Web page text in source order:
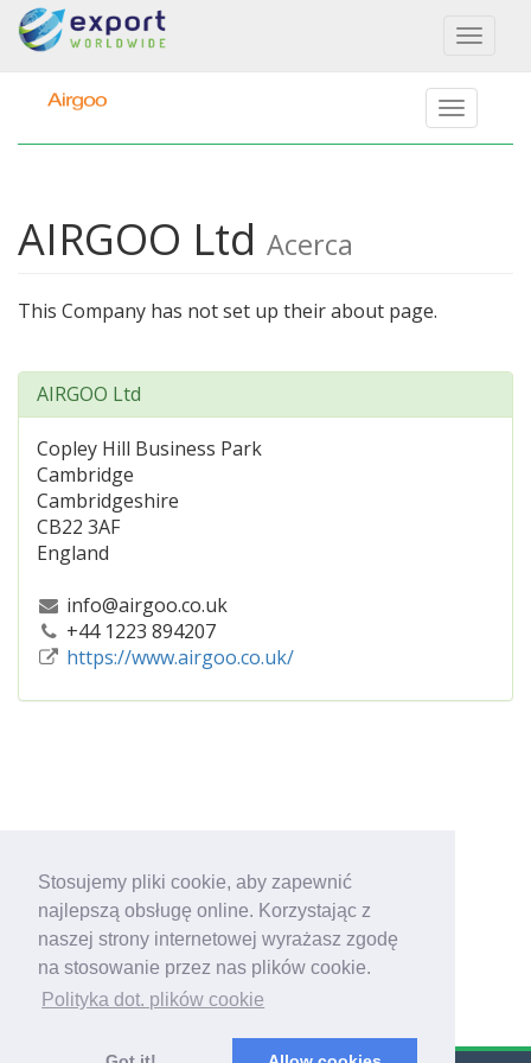
Stosujemy pliki cookie, aby zapewnić
najlepszą obsługę online. Korzystając z
naszej strony internetowej wyrażasz zgodę
na stosowanie przez nas plików cookie.
Polityka dot. plików cookie
Toggle
AIRGOO Ltd Acerca
This Company has not set up their about page.
AIRGOO Ltd
Copley Hill Business Park
Cambridge
Cambridgeshire
CB22 3AF
England
info@airgoo.co.uk
+44 1223 894207
https://www.airgoo.co.uk/